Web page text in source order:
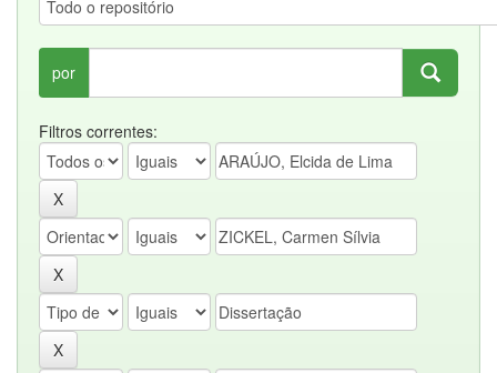
por
Filtros correntes: